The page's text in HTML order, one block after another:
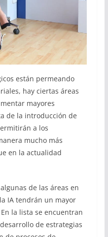
están permeando
hay ciertas áreas
mayores
de la introducción de
a los
mucho más
en la actualidad
de las áreas en
IA tendrán un mayor
la lista se encuentran
de estrategias